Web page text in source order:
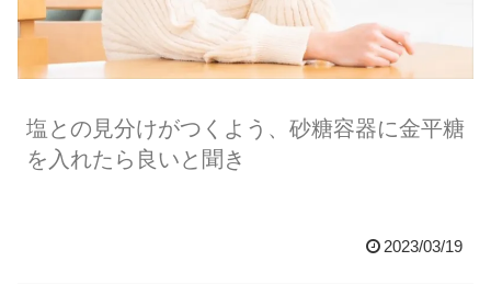
塩との見分けがつくよう、砂糖容器に金平糖
を入れたら良いと聞き
2023/03/19